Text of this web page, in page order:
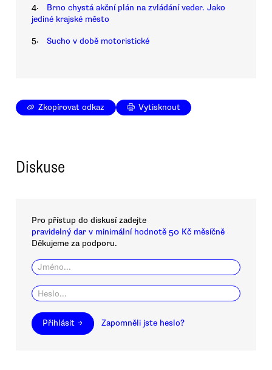
4.
Brno chystá akční plán na zvládání veder. Jako
jediné krajské město
5. Sucho v době motoristické
Zkopírovat odkaz Vytisknout
Diskuse
Pro přístup do diskusí zadejte
pravidelný dar v minimální hodnotě 50 Kč měsíčně
Děkujeme za podporu.
Přihlásit → Zapomněli jste heslo?